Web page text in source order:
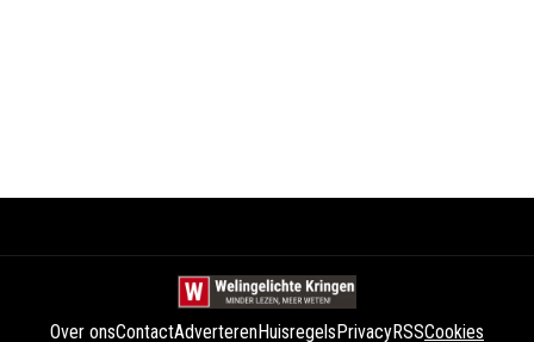
Over onsContactAdverterenHuisregels PrivacyRSSCookies